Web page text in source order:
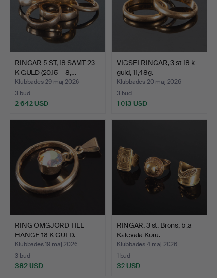
RINGAR 5 ST, 18 SAMT 23
K GULD (20,15 + 8,…
Klubbades 29 maj 2026
3 bud
2 642 USD
VIGSELRINGAR, 3 st 18 k
guld, 11,48g.
Klubbades 20 maj 2026
3 bud
1 013 USD
RING OMGJORD TILL
HÄNGE 18 K GULD.
Klubbades 19 maj 2026
3 bud
382 USD
RINGAR. 3 st. Brons, bl.a
Kalevala Koru.
Klubbades 4 maj 2026
1 bud
32 USD